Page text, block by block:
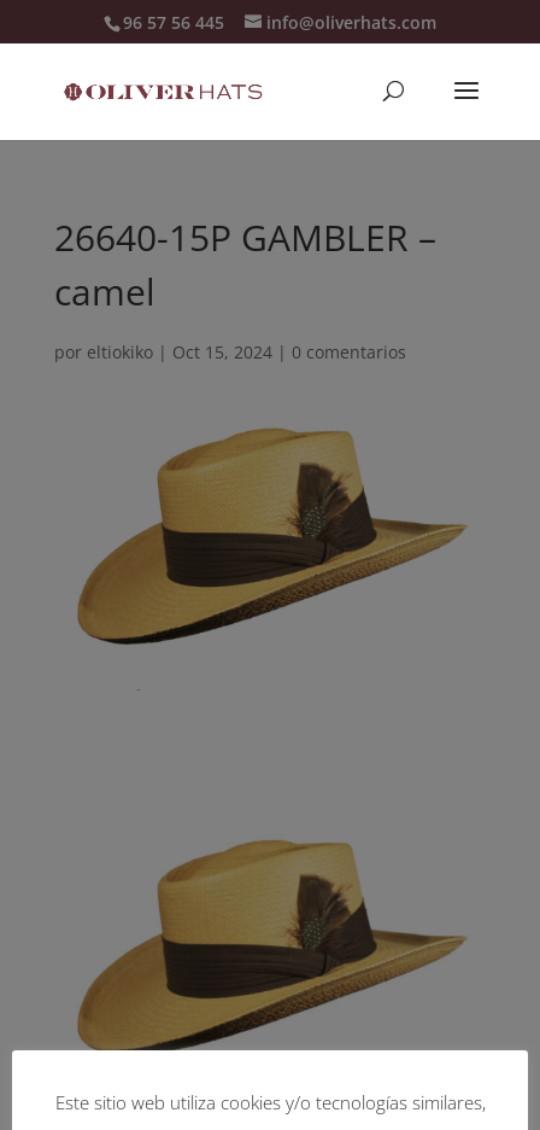
96 57 56 445 info@oliverhats.com
26640-15P GAMBLER –
camel
por eltiokiko| Oct 15, 2024| 0 comentarios
Este sitio web utiliza cookies y/o tecnologías similares,